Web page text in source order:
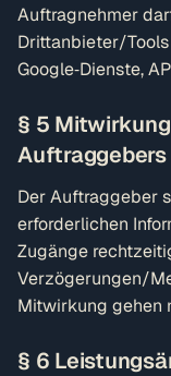
Auftragnehmer
Drittanbieter/
Google‑Dienste,
§ 5
Auftraggebers
Der Auftraggeber
erforderlichen
Zugänge
Verzögerungen/
Mitwirkung gehen
§ 6